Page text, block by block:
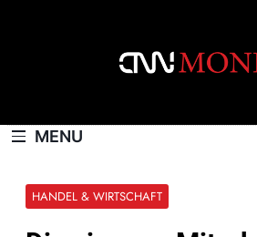
MENU
HANDEL & WIRTSCHAFT